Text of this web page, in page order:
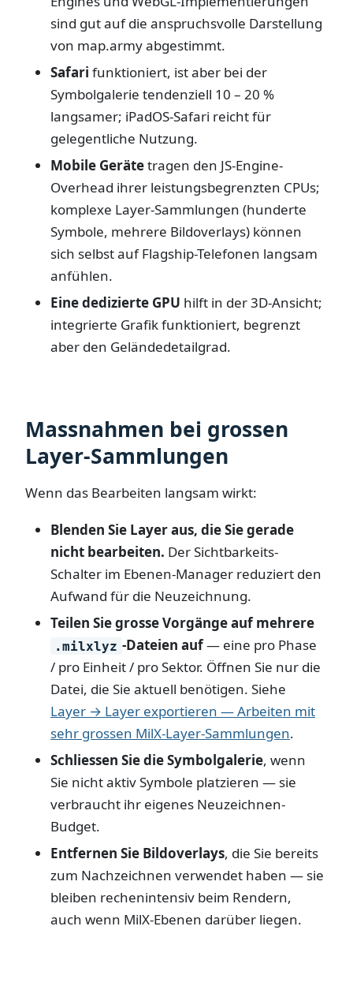
sind gut auf die anspruchsvolle Darstellung
von map.army abgestimmt.
Safari funktioniert, ist aber bei der
Symbolgalerie tendenziell 10 – 20 %
langsamer; iPadOS-Safari reicht für
gelegentliche Nutzung.
Mobile Gerätetragen den JS-Engine-
Overhead ihrer leistungsbegrenzten CPUs;
komplexe Layer-Sammlungen (hunderte
Symbole, mehrere Bildoverlays) können
sich selbst auf Flagship-Telefonen langsam
anfühlen.
Eine dedizierte GPU hilft in der 3D-Ansicht;
integrierte Grafik funktioniert, begrenzt
aber den Geländedetailgrad.
Massnahmen bei grossen
Layer-Sammlungen
Wenn das Bearbeiten langsam wirkt:
Blenden Sie Layer aus, die Sie gerade
nicht bearbeiten. Der Sichtbarkeits-
Schalter im Ebenen-Manager reduziert den
Aufwand für die Neuzeichnung.
Teilen Sie grosse Vorgänge auf mehrere
.milxlyz -Dateien auf— eine pro Phase
/ pro Einheit / pro Sektor. Öffnen Sie nur die
Datei, die Sie aktuell benötigen. Siehe
Layer → Layer exportieren — Arbeiten mit
sehr grossen MilX-Layer-Sammlungen.
Schliessen Sie die Symbolgalerie, wenn
Sie nicht aktiv Symbole platzieren — sie
verbraucht ihr eigenes Neuzeichnen-
Budget.
Entfernen Sie Bildoverlays, die Sie bereits
zum Nachzeichnen verwendet haben — sie
bleiben rechenintensiv beim Rendern,
auch wenn MilX-Ebenen darüber liegen.